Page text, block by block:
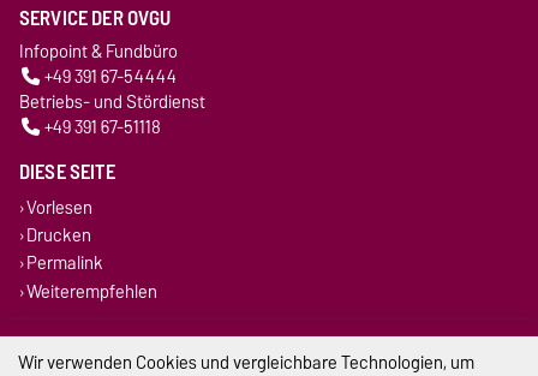
SERVICE DER OVGU
Infopoint & Fundbüro
+49 391 67-54444
Betriebs- und Stördienst
+49 391 67-51118
DIESE SEITE
Vorlesen
Drucken
Permalink
Weiterempfehlen
Impressum
Wir verwenden Cookies und vergleichbare Technologien, um